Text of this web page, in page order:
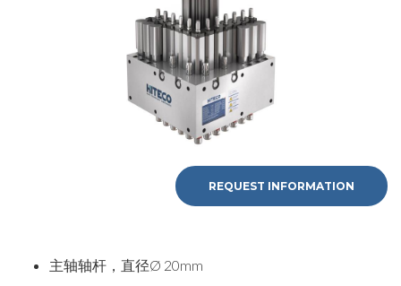
REQUEST INFORMATION
主轴轴杆，直径Ø 20mm